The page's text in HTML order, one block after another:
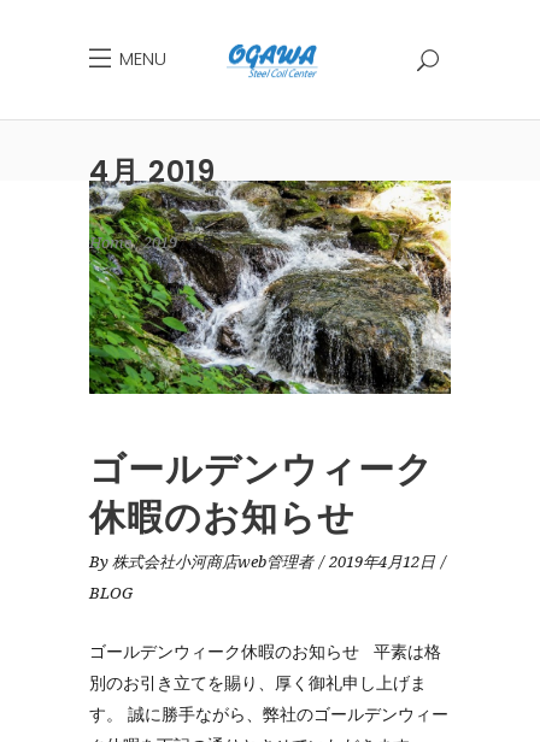
MENU
4月 2019
Home 2019 4月
ゴールデンウィーク
休暇のお知らせ
By 株式会社小河商店web管理者
2019年4月12日
BLOG
ゴールデンウィーク休暇のお知らせ 平素は格
別のお引き立てを賜り、厚く御礼申し上げま
す。 誠に勝手ながら、弊社のゴールデンウィー